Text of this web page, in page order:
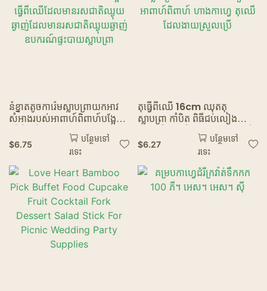
ភោជនីយដ្ឋានខ្មោច
នំខ្នាតតូចការ៉េមស្លាបព្រាយកអាវ
សំអាងរបស់អាពាហ៍ពិពាហ៍បង្អែម
ធ្វើពីឈើដែលមានរសជាតិឈ្ងុយ
ឆ្ងាញ់ដែលមានរសជាតិឈ្ងុយឆ្ងាញ់
ឧបករណ៍ផ្ទះបាយស្លាបព្រា
$6.75
បន្ថែមទៅ
រទេះ
តុធ្វើពីឈើ 16cm ឈុតតុ
ស្លាបព្រា កាំបិត ពិធីជប់លៀង
អាពាហ៍ពិពាហ៍ ហាងកាហ្វេ តុឈើ
ដែលងាយស្រួលប្រើ
$6.27
បន្ថែមទៅ
រទេះ